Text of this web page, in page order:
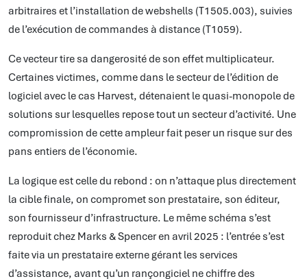
arbitraires et l’installation de webshells (T1505.003), suivies
de l’exécution de commandes à distance (T1059).
Ce vecteur tire sa dangerosité de son effet multiplicateur.
Certaines victimes, comme dans le secteur de l’édition de
logiciel avec le cas Harvest, détenaient le quasi-monopole de
solutions sur lesquelles repose tout un secteur d’activité. Une
compromission de cette ampleur fait peser un risque sur des
pans entiers de l’économie.
La logique est celle du rebond : on n’attaque plus directement
la cible finale, on compromet son prestataire, son éditeur,
son fournisseur d’infrastructure. Le même schéma s’est
reproduit chez Marks & Spencer en avril 2025 : l’entrée s’est
faite via un prestataire externe gérant les services
d’assistance, avant qu’un rançongiciel ne chiffre des